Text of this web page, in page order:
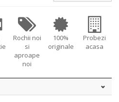
Rochii noi
si
aproape
noi
100%
originale
Probezi
acasa